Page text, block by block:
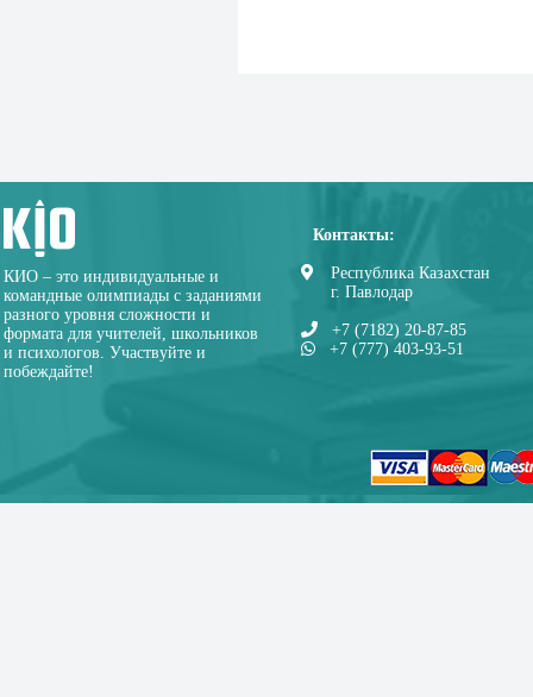
КИО – это индивидуальные и
командные олимпиады с заданиями
разного уровня сложности и
формата для учителей, школьников
и психологов. Участвуйте и
побеждайте!
Контакты:
Республика Казахстан
г. Павлодар
+7 (7182) 20-87-85
+7 (777) 403-93-51